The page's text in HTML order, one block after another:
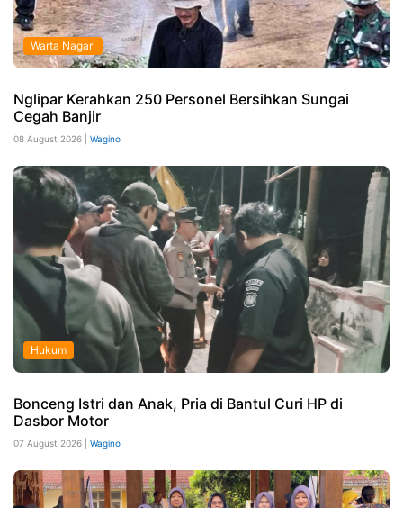
Warta Nagari
Nglipar Kerahkan 250 Personel Bersihkan Sungai
Cegah Banjir
08 August 2026 | Wagino
Hukum
Bonceng Istri dan Anak, Pria di Bantul Curi HP di
Dasbor Motor
07 August 2026 | Wagino